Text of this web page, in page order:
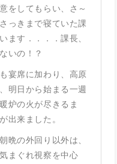
をしてもらい、さ～
っきまで寝ていた課
ます．．．．課長、
いの！？
宴席に加わり、高原
明日から始まる一週
炉の火が尽きるま
出来ました。
晩の外回り以外は、
まぐれ視察を中心